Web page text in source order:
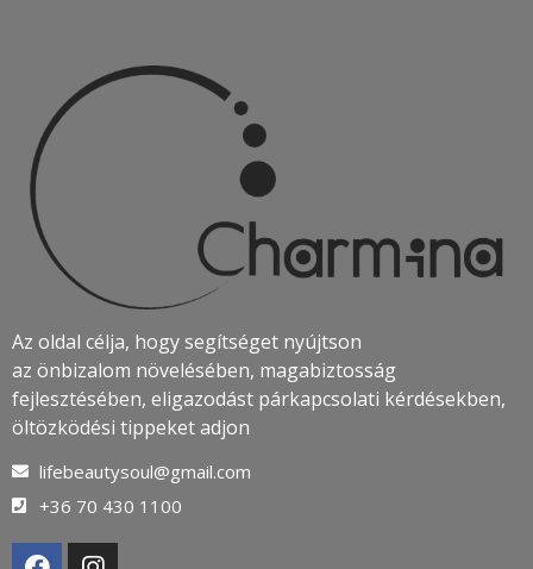
Az oldal célja, hogy segítséget nyújtson
az önbizalom növelésében, magabiztosság
fejlesztésében, eligazodást párkapcsolati kérdésekben,
öltözködési tippeket adjon
lifebeautysoul@gmail.com
+36 70 430 1100